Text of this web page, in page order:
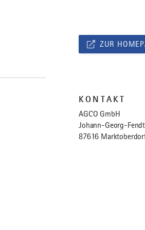
ZUR
KONTAKT
AGCO GmbH
Johann-Georg-
87616